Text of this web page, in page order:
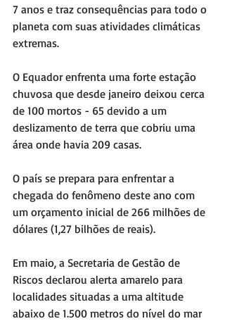
7 anos e traz consequências para todo o
planeta com suas atividades climáticas
extremas.
O Equador enfrenta uma forte estação
chuvosa que desde janeiro deixou cerca
de 100 mortos - 65 devido a um
deslizamento de terra que cobriu uma
área onde havia 209 casas.
O país se prepara para enfrentar a
chegada do fenômeno deste ano com
um orçamento inicial de 266 milhões de
dólares (1,27 bilhões de reais).
Em maio, a Secretaria de Gestão de
Riscos declarou alerta amarelo para
localidades situadas a uma altitude
abaixo de 1.500 metros do nível do mar